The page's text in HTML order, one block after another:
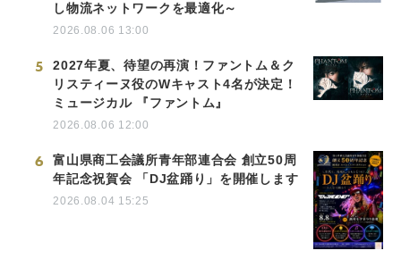
し物流ネットワークを最適化～
2026.08.06 13:00
5
2027年夏、待望の再演！ファントム＆ク
リスティーヌ役のWキャスト4名が決定！
ミュージカル 『ファントム』
2026.08.06 12:00
6
富山県商工会議所青年部連合会 創立50周
年記念祝賀会 「DJ盆踊り」を開催します
2026.08.04 15:25